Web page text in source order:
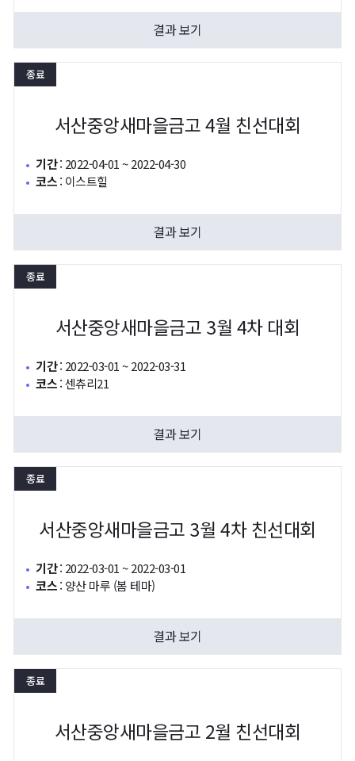
결과 보기
종료
서산중앙새마을금고 4월 친선대회
기간: 2022-04-01 ~ 2022-04-30
코스: 이스트힐
결과 보기
종료
서산중앙새마을금고 3월 4차 대회
기간: 2022-03-01 ~ 2022-03-31
코스:센츄리21
결과 보기
종료
서산중앙새마을금고 3월 4차 친선대회
기간: 2022-03-01 ~ 2022-03-01
코스: 양산 마루 (봄 테마)
결과 보기
종료
서산중앙새마을금고 2월 친선대회